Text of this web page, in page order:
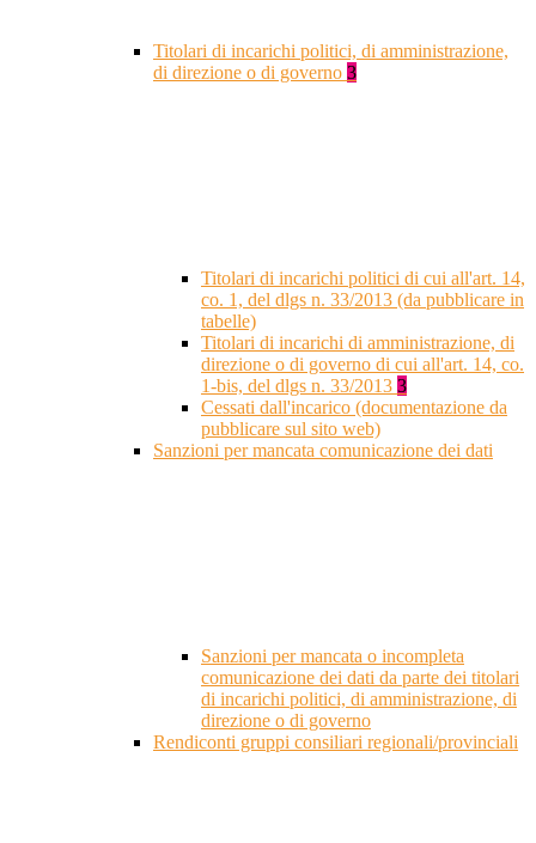
Titolari di incarichi politici, di amministrazione,
di direzione o di governo 3
Titolari di incarichi politici di cui all'art. 14,
co. 1, del dlgs n. 33/2013 (da pubblicare in
tabelle)
Titolari di incarichi di amministrazione, di
direzione o di governo di cui all'art. 14, co.
1-bis, del dlgs n. 33/2013 3
Cessati dall'incarico (documentazione da
pubblicare sul sito web)
Sanzioni per mancata comunicazione dei dati
Sanzioni per mancata o incompleta
comunicazione dei dati da parte dei titolari
di incarichi politici, di amministrazione, di
direzione o di governo
Rendiconti gruppi consiliari regionali/provinciali